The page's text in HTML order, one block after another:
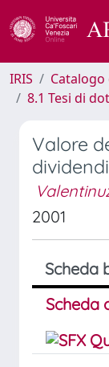
IRIS
8.1 Tesi di
Valore
dividendi
2001
Scheda
Scheda